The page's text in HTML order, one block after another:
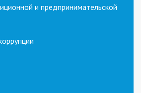
и предпринимательской